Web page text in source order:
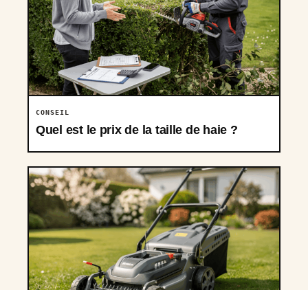
CONSEIL
Quel est le prix de la taille de haie ?